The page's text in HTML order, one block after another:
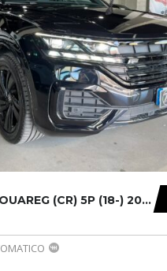
VOLKSWAGEN TOUAREG (CR) 5P (18-) 2021...